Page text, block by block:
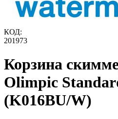
КОД:
201973
Корзина
Olimpic
(K016BU/W)